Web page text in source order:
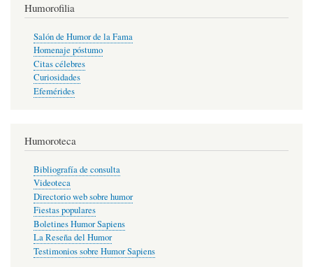
Humorofilia
Salón de Humor de la Fama
Homenaje póstumo
Citas célebres
Curiosidades
Efemérides
Humoroteca
Bibliografía de consulta
Videoteca
Directorio web sobre humor
Fiestas populares
Boletines Humor Sapiens
La Reseña del Humor
Testimonios sobre Humor Sapiens